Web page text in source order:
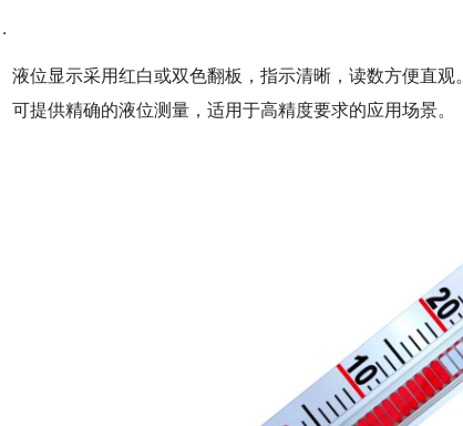
液位显示采用红白或双色翻板，指示清晰，读数方便直观。
可提供精确的液位测量，适用于高精度要求的应用场景。